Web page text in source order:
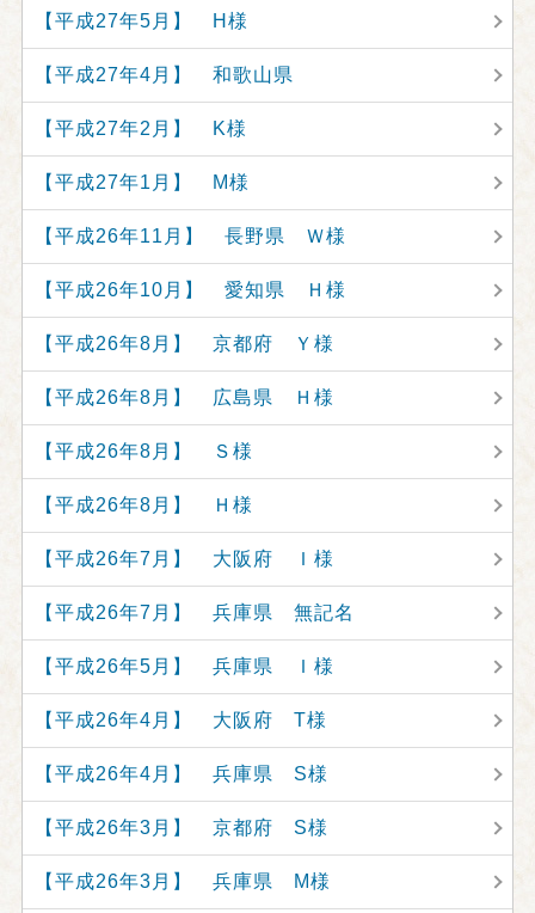
【平成27年5月】 H様
【平成27年4月】 和歌山県
【平成27年2月】 K様
【平成27年1月】 M様
【平成26年11月】 長野県 Ｗ様
【平成26年10月】 愛知県 Ｈ様
【平成26年8月】 京都府 Ｙ様
【平成26年8月】 広島県 Ｈ様
【平成26年8月】 Ｓ様
【平成26年8月】 Ｈ様
【平成26年7月】 大阪府 Ｉ様
【平成26年7月】 兵庫県 無記名
【平成26年5月】 兵庫県 Ｉ様
【平成26年4月】 大阪府 T様
【平成26年4月】 兵庫県 S様
【平成26年3月】 京都府 S様
【平成26年3月】 兵庫県 M様